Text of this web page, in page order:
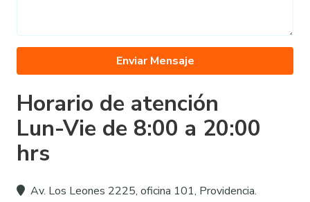
Horario de atención
Lun-Vie de 8:00 a 20:00
hrs
Av. Los Leones 2225, oficina 101, Providencia.